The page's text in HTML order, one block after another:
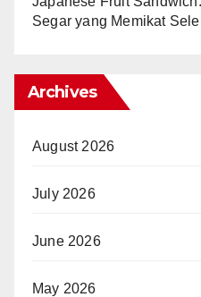
Segar yang Memikat
Archives
August 2026
July 2026
June 2026
May 2026